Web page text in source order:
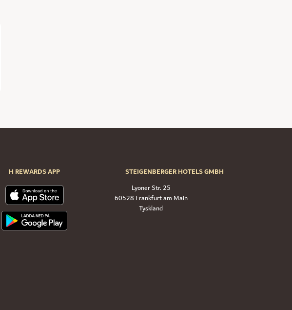
H REWARDS APP
STEIGENBERGER HOTELS GMBH
Lyoner Str. 25
60528 Frankfurt am Main
Tyskland